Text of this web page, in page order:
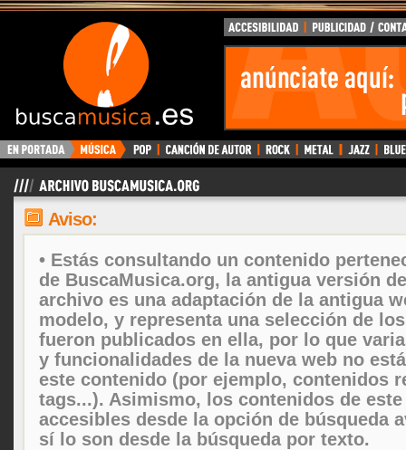
Aviso:
• Estás consultando un contenido
de BuscaMusica.org, la antigua versión
archivo es una adaptación de la antigua
modelo, y representa una selección de
fueron publicados en ella, por lo que
y funcionalidades de la nueva web no
este contenido (por ejemplo, contenidos
tags...). Asimismo, los contenidos de
accesibles desde la opción de búsqueda
sí lo son desde la búsqueda por texto.